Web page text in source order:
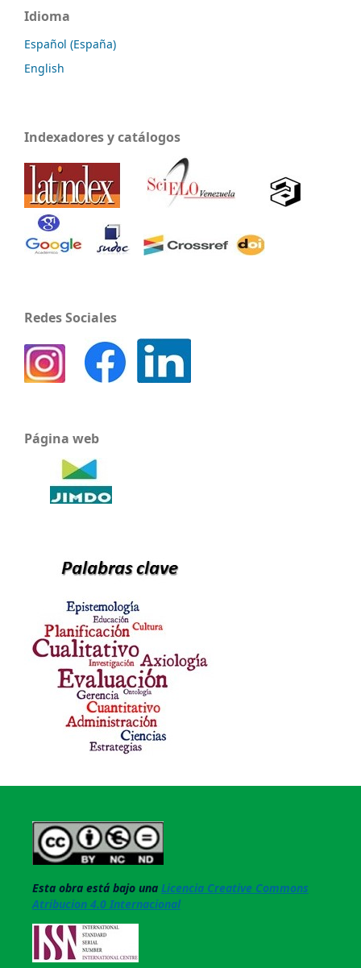
Idioma
Español (España)
English
Indexadores y catálogos
Redes Sociales
Página web
Esta obra está bajo una Licencia Creative Commons
Atribucion 4.0 Internacional